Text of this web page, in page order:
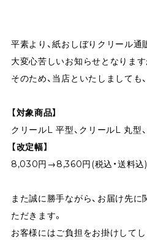
平素より、紙おしぼりクリール
大変心苦しいお知らせとなりま
そのため、当店といたしまして
【対象商品】
クリールL 平型、クリールL 丸型
【改定幅】
8,030円→8,360円(税込・送料込)
また誠に勝手ながら、お届け先
ただきます。
お客様にはご負担をお掛けして